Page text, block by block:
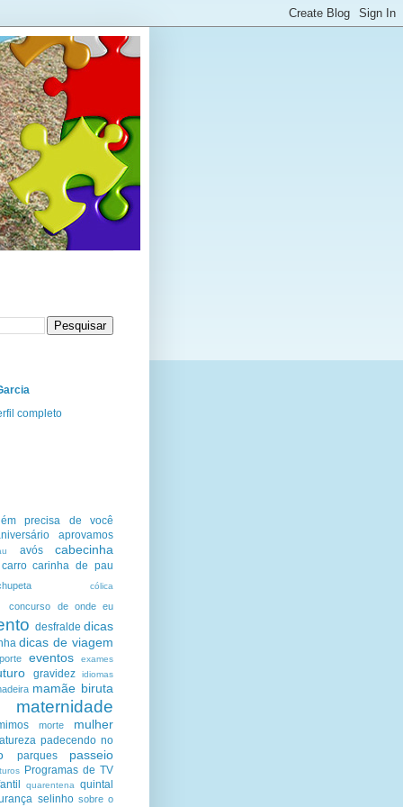
completo
precisa de você
aprovamos
avós cabecinha
carinha de pau
cólica
concurso de onde eu
desfralde dicas
dicas de viagem
eventos exames
gravidez idiomas
mamãe biruta
maternidade
morte mulher
padecendo no
parques passeio
Programas de TV
quarentena
quintal
selinho sobre o